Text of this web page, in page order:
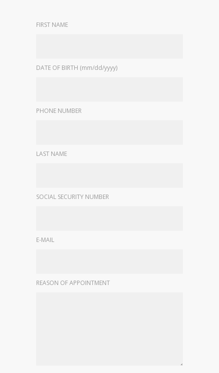
FIRST NAME
DATE OF BIRTH (mm/dd/yyyy)
PHONE NUMBER
LAST NAME
SOCIAL SECURITY NUMBER
E-MAIL
REASON OF APPOINTMENT